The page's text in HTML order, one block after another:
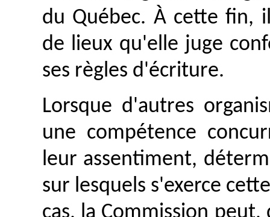
du Québec. À cette fin,
de lieux qu'elle juge
ses règles d'écriture.
Lorsque d'autres
une compétence
leur assentiment,
sur lesquels s'exerce
cas, la Commission